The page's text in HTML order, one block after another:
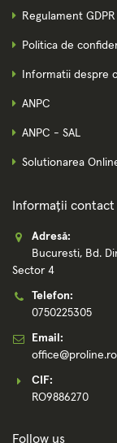
Regulament GDPR
Politica de
Informatii despre
ANPC
ANPC - SAL
Solutionarea
Informații contact
Adresă:
Bucuresti, Bd.
Sector 4
Telefon:
0750225305
Email:
office@proline.ro
CIF:
RO9886270
Follow us